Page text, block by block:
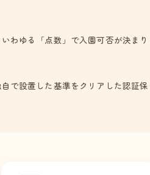
わゆる「点数」で入園可否が決まり
で設置した基準をクリアした認証保